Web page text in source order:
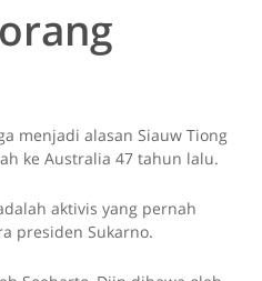
menjadi alasan Siauw Tiong
ke Australia 47 tahun lalu.
aktivis yang pernah
presiden Sukarno.